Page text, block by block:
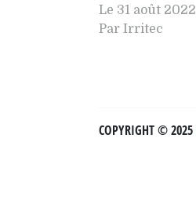
Le 31 août 2022
Par Irritec
COPYRIGHT ©️ 2025